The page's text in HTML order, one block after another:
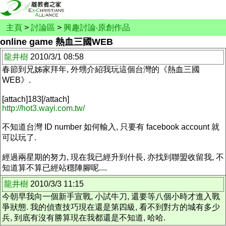
主頁 > 討論區 > 興趣討論‧原創作品
online game 熱血三國WEB
龍井樹 2010/3/1 08:58
春節到兄姊家拜年, 外甥介紹我玩這個台灣的《熱血三國
WEB》.
[attach]183[/attach]
http://hot3.wayi.com.tw/
不知道台灣 ID number 如何輸入, 只要有 facebook account 就
可以玩了.
經過兩星期的努力, 現在我已經升到什長, 亦找到聯盟收留我, 不
知道算不算已經站穩陣腳呢....
龍井樹 2010/3/3 11:15
今朝早我向一個新手宣戰, 小試牛刀, 還要等八個小時才進入戰
爭狀態. 我的偵查技巧現在還是第四級, 看不到對方的城有多少
兵, 到底有沒有勝算現在我都還是不知道, 哈哈.